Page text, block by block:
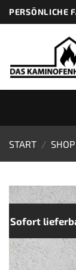
Zum
Inhalt
PERSÖNLICHE
START / SHOP
Sofort